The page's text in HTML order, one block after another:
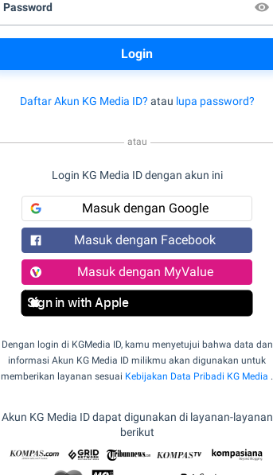
Password
Daftar Akun KG Media ID? atau lupa password?
atau
Login KG Media ID dengan akun ini
Masuk dengan Google
Masuk dengan Facebook
Masuk dengan MyValue
Sign in with Apple
Dengan login di KGMedia ID, kamu menyetujui bahwa data dan
informasi Akun KG Media ID milikmu akan digunakan untuk
memberikan layanan sesuai Kebijakan Data Pribadi KG Media .
Akun KG Media ID dapat digunakan di layanan-layanan
berikut